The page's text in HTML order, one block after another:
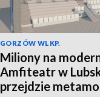
GORZÓW WLKP.
Miliony na
Amfiteatr w
przejdzie